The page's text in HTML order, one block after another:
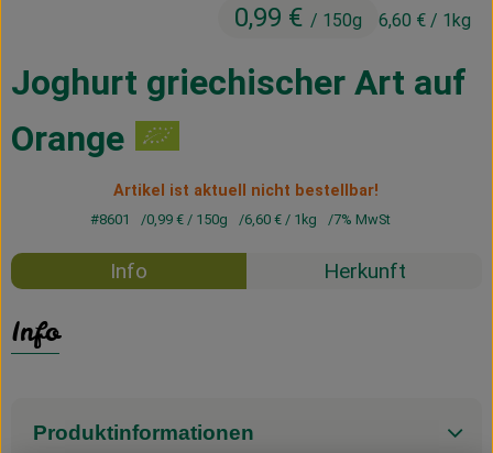
Über uns
Lieferservice
Neues vom Hof
Joghurt griechischer Art auf
Orange
0,99 € / 150g 6,60 € / 1kg
Artikel ist aktuell nicht bestellbar!
#8601 0,99 € / 150g 6,60 € / 1kg 7% MwSt
Info Herkunft
Info
Produktinformationen